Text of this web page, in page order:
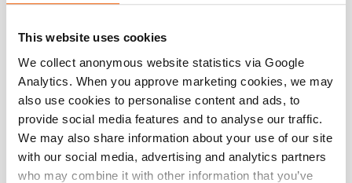
This website uses cookies
We collect anonymous website statistics via Google
Analytics. When you approve marketing cookies, we may
also use cookies to personalise content and ads, to
provide social media features and to analyse our traffic.
We may also share information about your use of our site
with our social media, advertising and analytics partners
who may combine it with other information that you’ve
Comparer
à
de